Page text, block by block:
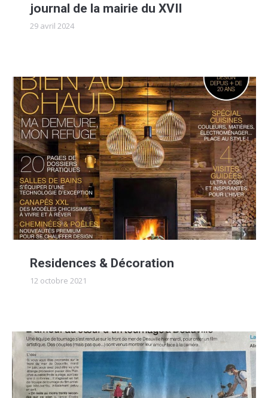
journal de la mairie du XVII
29 avril 2024
Residences & Décoration
12 octobre 2021